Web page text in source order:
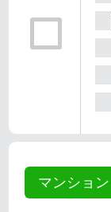
マンション